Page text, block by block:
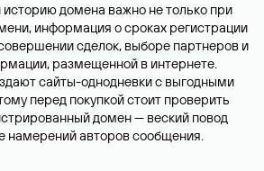
домена важно не только при
информация о сроках регистрации
сделок, выборе партнеров и
размещенной в интернете.
сайты-однодневки с выгодными
перед покупкой стоит проверить
домен — веский повод
намерений авторов сообщения.